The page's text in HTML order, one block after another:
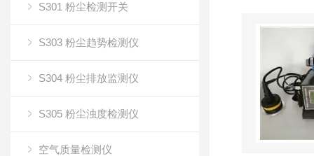
S301 粉尘检测开关
S303 粉尘趋势检测仪
S304 粉尘排放监测仪
S305 粉尘浊度检测仪
空气质量检测仪